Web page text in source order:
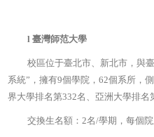
l臺灣師范大學
校區位于臺北市、新北市，與
系統”，擁有9個學院，62個系所，
界大學排名第332名、亞洲大學排名
交換生名額：2名/學期，每個